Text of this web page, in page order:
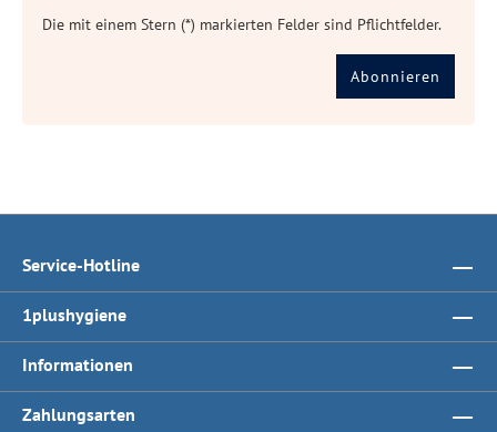
Die mit einem Stern (*) markierten Felder sind Pflichtfelder.
Abonnieren
Service-Hotline
1plushygiene
Informationen
Zahlungsarten